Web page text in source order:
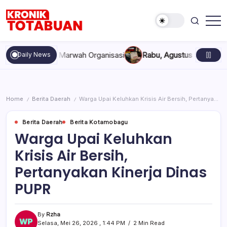
content
Totabuan
hari
ini
Kronik
Daily News
dan Marwah Organisasi Rabu, Agustus 5, 2026 , 11:44 AM
Home / Berita Daerah / Warga Upai Keluhkan Krisis Air Bersih, Pertanyakan Kinerja Dinas PUPR
Berita Daerah Berita Kotamobagu
Warga Upai Keluhkan
Krisis Air Bersih,
Pertanyakan Kinerja Dinas
PUPR
By Rzha
Selasa, Mei 26, 2026 , 1:44 PM
2 Min Read